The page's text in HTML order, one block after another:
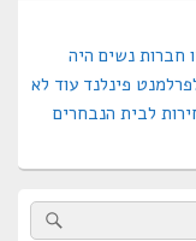
חברות נשים היה
פינלנד עוד לא
בשנת 1907 נערכו בחירות לבית הנבחרים